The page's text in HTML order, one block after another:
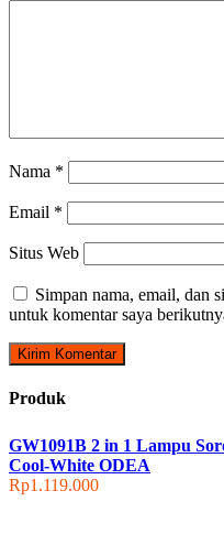
Nama *
Email *
Situs Web
Simpan nama, email, dan
untuk komentar saya
Produk
GW1091B 2 in 1 Lampu
Cool-White ODEA
Rp1.119.000